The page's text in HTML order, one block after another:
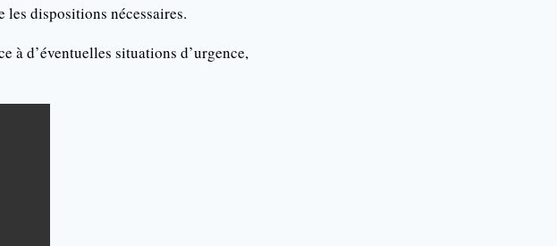
les dispositions nécessaires.
à d’éventuelles situations d’urgence,